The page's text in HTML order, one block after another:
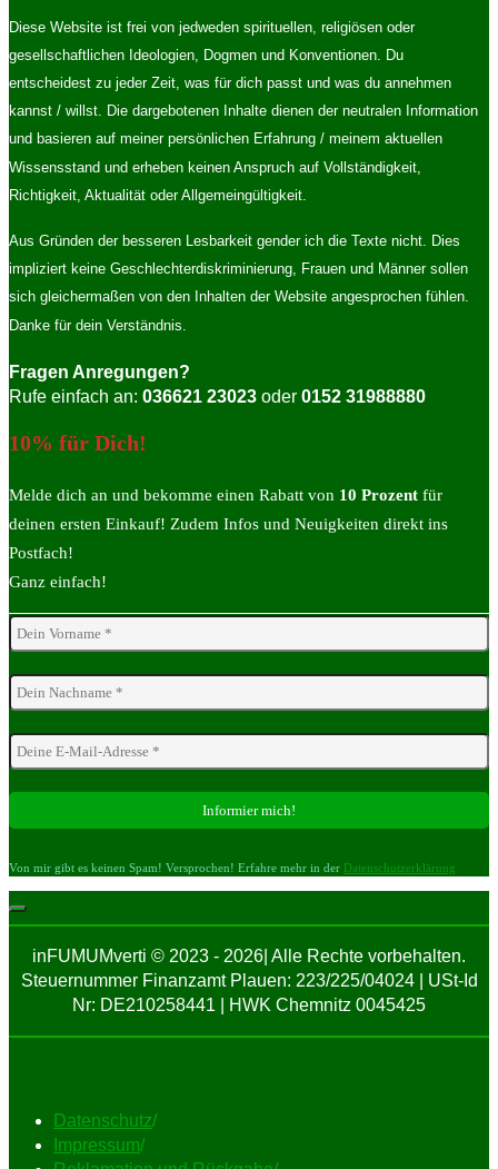
Diese Website ist frei von jedweden spirituellen, religiösen oder
gesellschaftlichen Ideologien, Dogmen und Konventionen. Du
entscheidest zu jeder Zeit, was für dich passt und was du annehmen
kannst / willst. Die dargebotenen Inhalte dienen der neutralen Information
und basieren auf meiner persönlichen Erfahrung / meinem aktuellen
Wissensstand und erheben keinen Anspruch auf Vollständigkeit,
Richtigkeit, Aktualität oder Allgemeingültigkeit.
Aus Gründen der besseren Lesbarkeit gender ich die Texte nicht. Dies
impliziert keine Geschlechterdiskriminierung, Frauen und Männer sollen
sich gleichermaßen von den Inhalten der Website angesprochen fühlen.
Danke für dein Verständnis.
Fragen Anregungen?
Rufe einfach an: 036621 23023 oder 0152 31988880
10% für Dich!
Melde dich an und bekomme einen Rabatt von 10 Prozent für
deinen ersten Einkauf! Zudem Infos und Neuigkeiten direkt ins
Postfach!
Ganz einfach!
Von mir gibt es keinen Spam! Versprochen! Erfahre mehr in der Datenschutzerklärung
inFUMUMverti © 2023 - 2026| Alle Rechte vorbehalten.
Steuernummer Finanzamt Plauen: 223/225/04024 | USt-Id
Nr: DE210258441 | HWK Chemnitz 0045425
Datenschutz/
Impressum/